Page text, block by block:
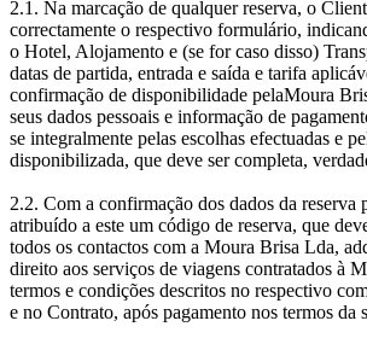
2.1. Na marcação de qualquer reserva, o
correctamente o respectivo formulário,
o Hotel, Alojamento e (se for caso disso)
datas de partida, entrada e saída e tarifa
confirmação de disponibilidade pelaMoura
seus dados pessoais e informação de
se integralmente pelas escolhas efectuadas e
disponibilizada, que deve ser completa,
2.2. Com a confirmação dos dados da reserva
atribuído a este um código de reserva, que
todos os contactos com a Moura Brisa Lda,
direito aos serviços de viagens contratados à
termos e condições descritos no respectivo
e no Contrato, após pagamento nos termos da